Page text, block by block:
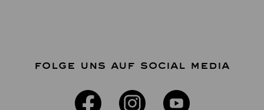
FOLGE UNS AUF SOCIAL MEDIA